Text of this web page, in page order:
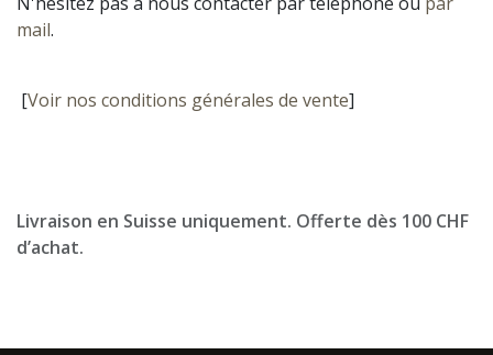
mail.
[Voir nos conditions générales de vente]
Livraison en Suisse uniquement. Offerte dès 100 CHF
d’achat.